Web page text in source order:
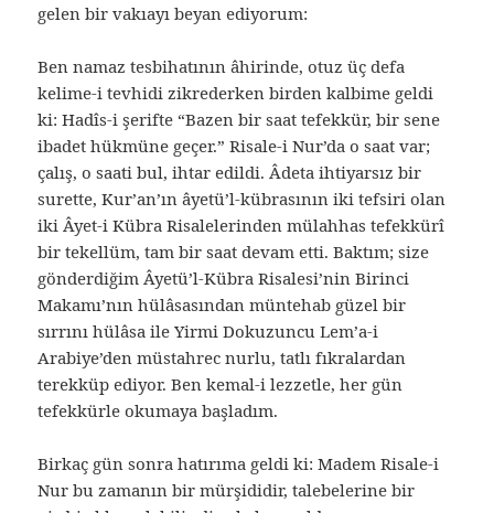
gelen bir vakıayı beyan ediyorum:
Ben namaz tesbihatının âhirinde, otuz üç defa
kelime-i tevhidi zikrederken birden kalbime geldi
ki: Hadîs-i şerifte “Bazen bir saat tefekkür, bir sene
ibadet hükmüne geçer.” Risale-i Nur’da o saat var;
çalış, o saati bul, ihtar edildi. Âdeta ihtiyarsız bir
surette, Kur’an’ın âyetü’l-kübrasının iki tefsiri olan
iki Âyet-i Kübra Risalelerinden mülahhas tefekkürî
bir tekellüm, tam bir saat devam etti. Baktım; size
gönderdiğim Âyetü’l-Kübra Risalesi’nin Birinci
Makamı’nın hülâsasından müntehab güzel bir
sırrını hülâsa ile Yirmi Dokuzuncu Lem’a-i
Arabiye’den müstahrec nurlu, tatlı fıkralardan
terekküp ediyor. Ben kemal-i lezzetle, her gün
tefekkürle okumaya başladım.
Birkaç gün sonra hatırıma geldi ki: Madem Risale-i
Nur bu zamanın bir mürşididir, talebelerine bir